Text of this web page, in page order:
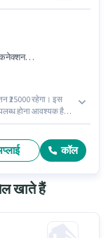
स्मार्टफोन
₹25000 रहेगा। इस
होना आवश्यक है।
Fixed + Incentivesकॉल
खाते हैं